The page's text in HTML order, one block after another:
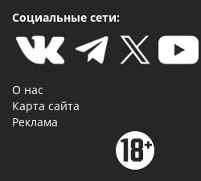
Социальные сети:
О нас
Карта сайта
Реклама